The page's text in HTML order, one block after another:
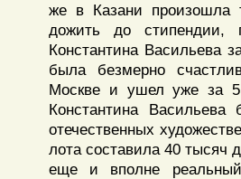
же в Казани произошла
дожить до стипендии,
Константина Васильева
была безмерно
Москве и ушел уже за 5
Константина
отечественных
лота составила 40 тысяч
еще и вполне